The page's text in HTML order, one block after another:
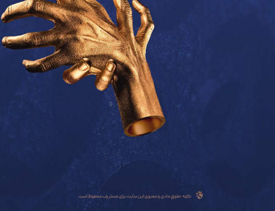
کلیه حقوق مادی و معنوی این سایت برای مستر وب محفوظ است.